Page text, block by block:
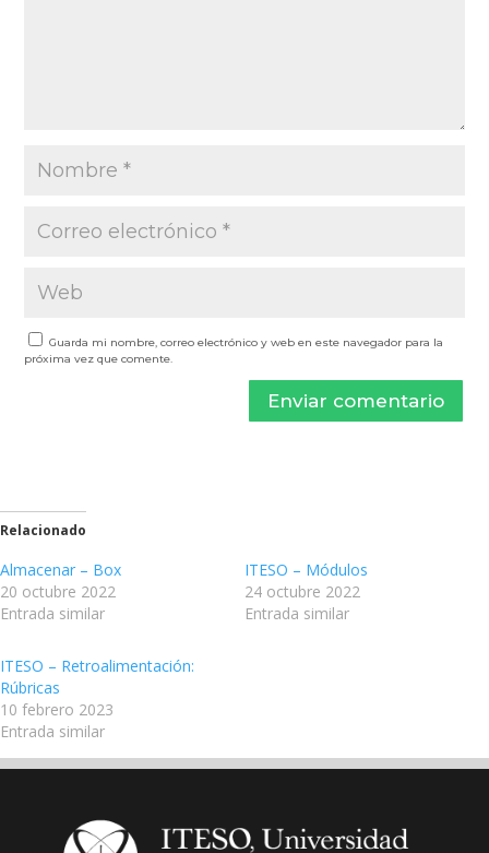
Guarda mi nombre, correo electrónico y web en este navegador para la
próxima vez que comente.
Enviar comentario
Relacionado
Almacenar – Box
20 octubre 2022
Entrada similar
ITESO – Módulos
24 octubre 2022
Entrada similar
ITESO – Retroalimentación:
Rúbricas
10 febrero 2023
Entrada similar